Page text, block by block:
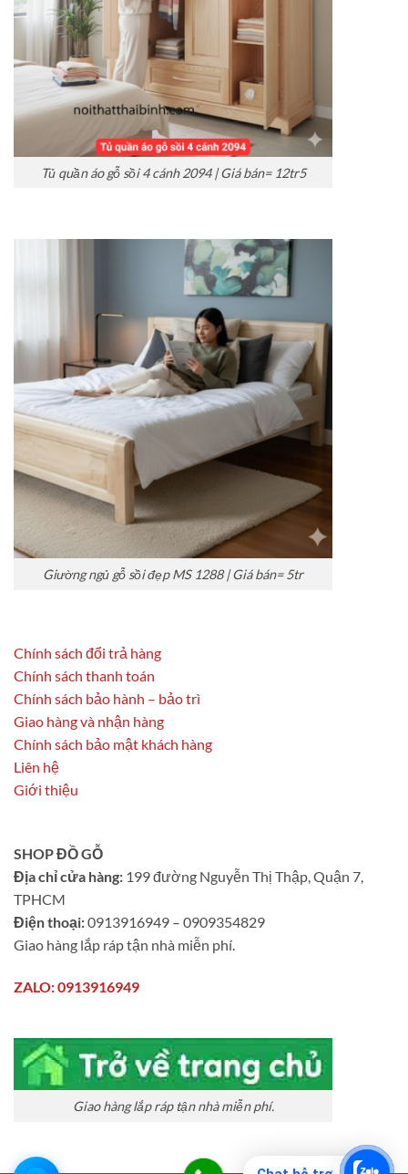
Tủ quần áo gỗ sồi 4 cánh 2094 | Giá bán= 12tr5
Giường ngủ gỗ sồi đẹp MS 1288 | Giá bán= 5tr
Chính sách đổi trả hàng
Chính sách thanh toán
Chính sách bảo hành – bảo trì
Giao hàng và nhận hàng
Chính sách bảo mật khách hàng
Liên hệ
Giới thiệu
SHOP ĐỒ GỖ
Địa chỉ cửa hàng: 199 đường Nguyễn Thị Thập, Quận 7,
TPHCM
Điện thoại:0913916949 – 0909354829
Giao hàng lắp ráp tận nhà miễn phí.
ZALO: 0913916949
Giao hàng lắp ráp tận nhà miễn phí.